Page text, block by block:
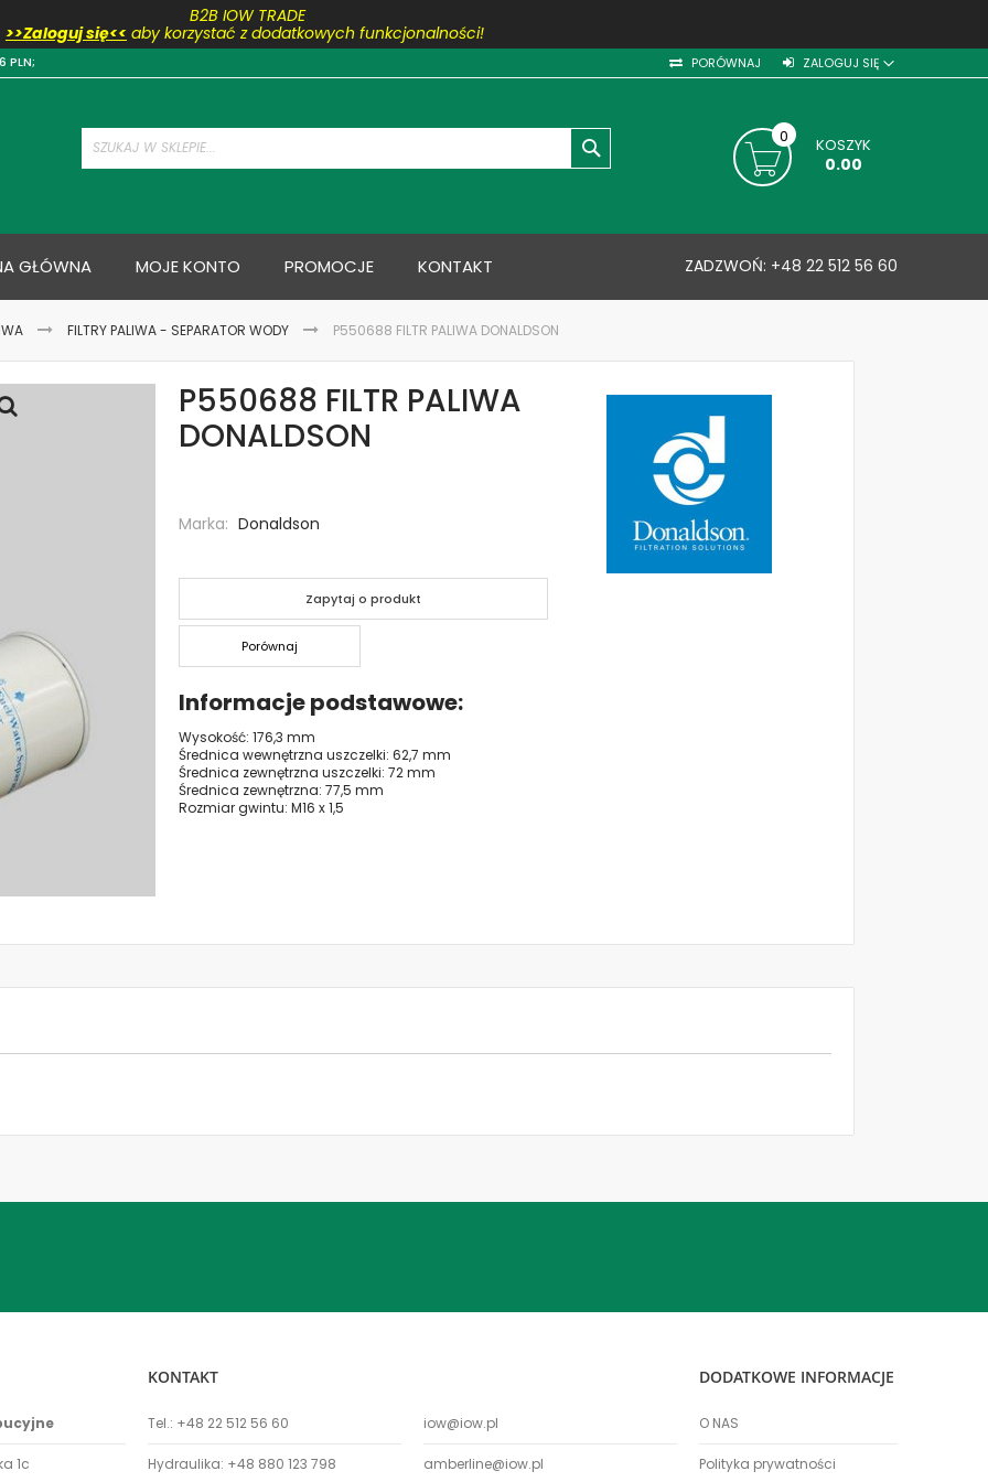
PLN;
do
PORÓWNAJ ZALOGUJ SIĘ
B2B IOW TRADE
>>Zaloguj się<< aby korzystać z dodatkowych funkcjonalności!
KOSZYK
0.00
0
GŁÓWNA MOJE KONTO PROMOCJE KONTAKT ZADZWOŃ: +48 22 512 56 60
FILTRY PALIWA - SEPARATOR WODY P550688 FILTR PALIWA DONALDSON
P550688 FILTR PALIWA
DONALDSON
Marka Donaldson
Informacje podstawowe
Wysokość: 176,3 mm
Średnica wewnętrzna uszczelki: 62,7 mm
Średnica zewnętrzna uszczelki: 72 mm
Średnica zewnętrzna: 77,5 mm
Rozmiar gwintu: M16 x 1,5
Zapytaj o produkt
Porównaj
1c
KONTAKT
Tel.: +48 22 512 56 60
Hydraulika: +48 880 123 798
iow@iow.pl
amberline@iow.pl
DODATKOWE INFORMACJE
O NAS
Polityka prywatności